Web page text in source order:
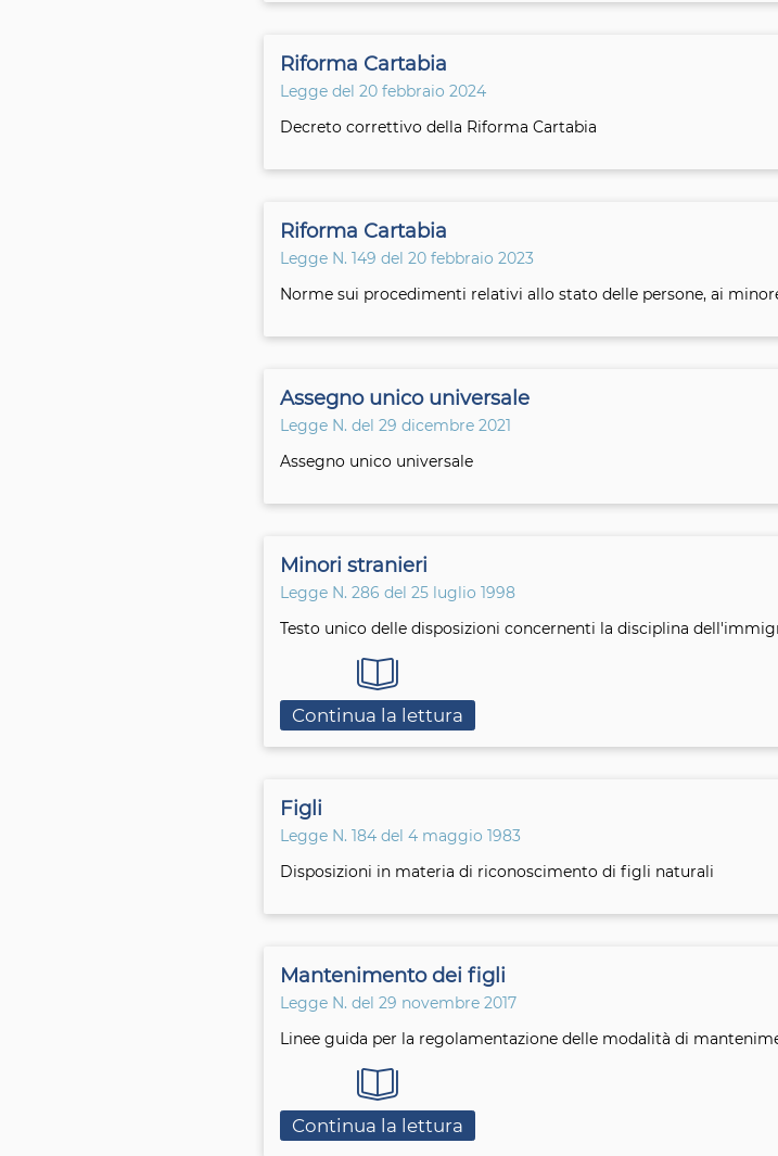
Riforma Cartabia
Legge del 20 febbraio 2024
Decreto correttivo della Riforma Cartabia
Riforma Cartabia
Legge N. 149 del 20 febbraio 2023
Norme sui procedimenti relativi allo stato delle persone, ai
Assegno unico universale
Legge N. del 29 dicembre 2021
Assegno unico universale
Minori stranieri
Legge N. 286 del 25 luglio 1998
Testo unico delle disposizioni concernenti la disciplina
Continua la lettura
Figli
Legge N. 184 del 4 maggio 1983
Disposizioni in materia di riconoscimento di figli naturali
Mantenimento dei figli
Legge N. del 29 novembre 2017
Linee guida per la regolamentazione delle modalità di
Continua la lettura